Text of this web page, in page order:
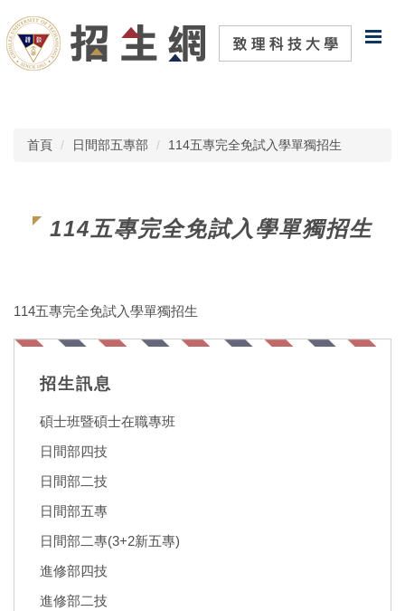
到
主
要
首頁 日間部五專部 114五專完全免試入學單獨招生
114五專完全免試入學單獨招生
114五專完全免試入學單獨招生
招生訊息
碩士班暨碩士在職專班
日間部四技
日間部二技
日間部五專
日間部二專(3+2新五專)
進修部四技
進修部二技